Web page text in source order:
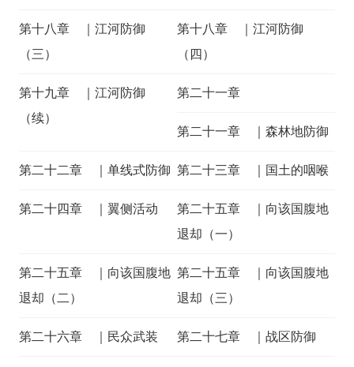
第十八章 ｜江河防御
（三）
第十八章 ｜江河防御
（四）
第十九章 ｜江河防御
（续）
第二十一章
第二十一章 ｜森林地防御
第二十二章 ｜单线式防御 第二十三章 ｜国土的咽喉
第二十四章 ｜翼侧活动
第二十五章 ｜向该国腹地
退却（一）
第二十五章 ｜向该国腹地
退却（二）
第二十五章 ｜向该国腹地
退却（三）
第二十六章 ｜民众武装 第二十七章 ｜战区防御